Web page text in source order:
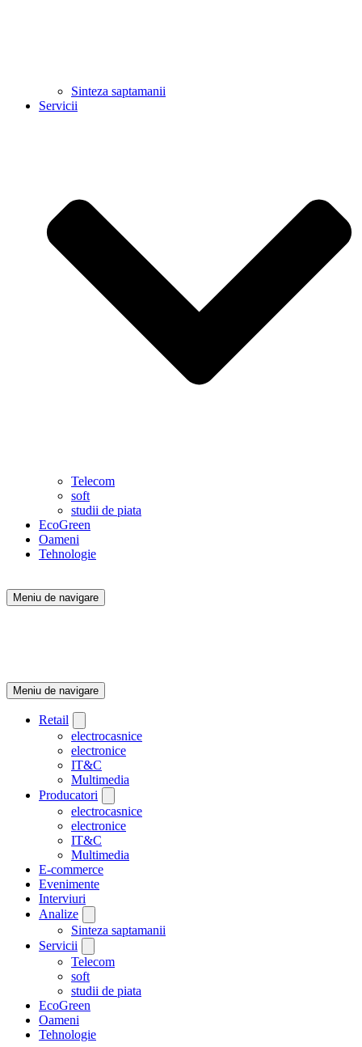
Sinteza saptamanii
Servicii
Telecom
soft
studii de piata
EcoGreen
Oameni
Tehnologie
Meniu de navigare
Meniu de navigare
Retail
electrocasnice
electronice
IT&C
Multimedia
Producatori
electrocasnice
electronice
IT&C
Multimedia
E-commerce
Evenimente
Interviuri
Analize
Sinteza saptamanii
Servicii
Telecom
soft
studii de piata
EcoGreen
Oameni
Tehnologie